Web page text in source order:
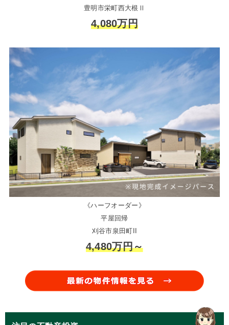
豊明市栄町西大根Ⅱ
4,080万円
《ハーフオーダー》
平屋回帰
刈谷市泉田町II
4,480万円～